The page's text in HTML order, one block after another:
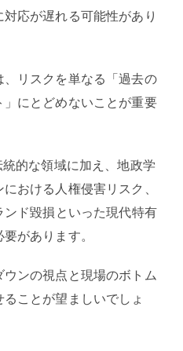
応が遅れる可能性があり
リスクを単なる「過去の
」にとどめないことが重要
的な領域に加え、地政学
おける人権侵害リスク、
ド毀損といった現代特有
があります。
ンの視点と現場のボトム
ことが望ましいでしょ